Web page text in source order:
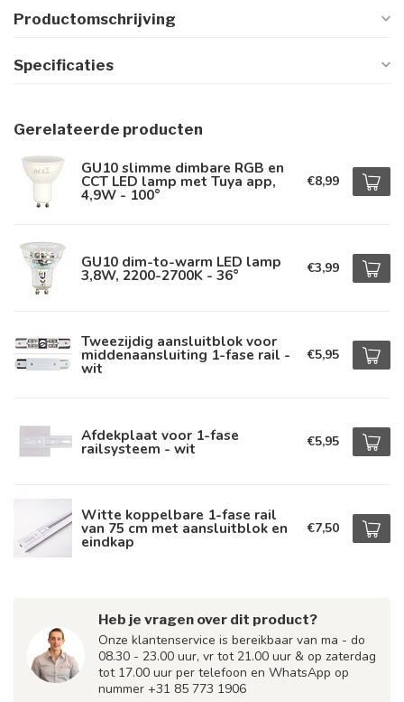
Productomschrijving
Specificaties
Gerelateerde producten
GU10 slimme dimbare RGB en
CCT LED lamp met Tuya app,
4,9W - 100°
€8,99
GU10 dim-to-warm LED lamp
3,8W, 2200-2700K - 36° €3,99
Tweezijdig aansluitblok voor
middenaansluiting 1-fase rail -
wit
€5,95
Afdekplaat voor 1-fase
railsysteem - wit €5,95
Witte koppelbare 1-fase rail
van 75 cm met aansluitblok en
eindkap
€7,50
Heb je vragen over dit product?
Onze klantenservice is bereikbaar van ma - do
08.30 - 23.00 uur, vr tot 21.00 uur & op zaterdag
tot 17.00 uur per telefoon en WhatsApp op
nummer +31 85 773 1906